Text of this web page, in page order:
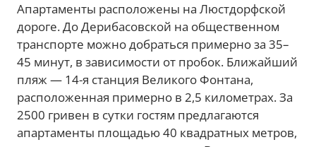
Апартаменты расположены на Люстдорфской
дороге. До Дерибасовской на общественном
транспорте можно добраться примерно за 35–
45 минут, в зависимости от пробок. Ближайший
пляж — 14-я станция Великого Фонтана,
расположенная примерно в 2,5 километрах. За
2500 гривен в сутки гостям предлагаются
апартаменты площадью 40 квадратных метров,